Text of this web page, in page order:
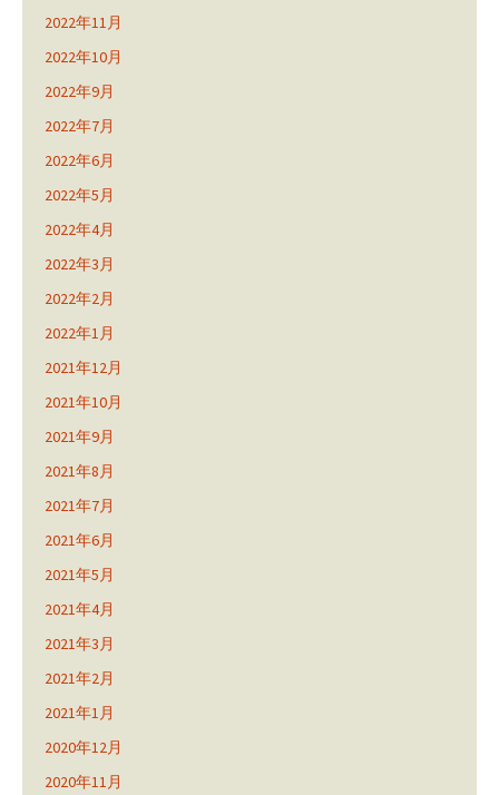
2022年11月
2022年10月
2022年9月
2022年7月
2022年6月
2022年5月
2022年4月
2022年3月
2022年2月
2022年1月
2021年12月
2021年10月
2021年9月
2021年8月
2021年7月
2021年6月
2021年5月
2021年4月
2021年3月
2021年2月
2021年1月
2020年12月
2020年11月